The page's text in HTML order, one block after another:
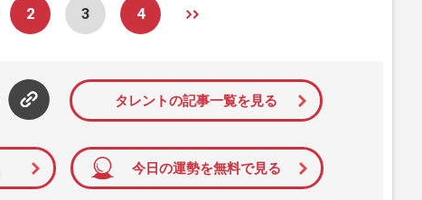
2 3 4
タレントの記事一覧を見る
今日の運勢を無料で見る